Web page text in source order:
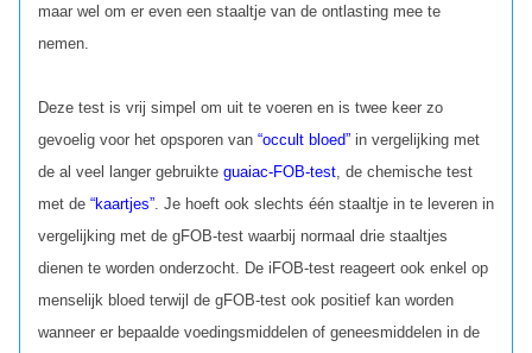
maar wel om er even een staaltje van de ontlasting mee te
nemen.
Deze test is vrij simpel om uit te voeren en is twee keer zo
gevoelig voor het opsporen van “occult bloed”in vergelijking met
de al veel langer gebruikte guaiac-FOB-test, de chemische test
met de “kaartjes”. Je hoeft ook slechts één staaltje in te leveren in
vergelijking met de gFOB-test waarbij normaal drie staaltjes
dienen te worden onderzocht. De iFOB-test reageert ook enkel op
menselijk bloed terwijl de gFOB-test ook positief kan worden
wanneer er bepaalde voedingsmiddelen of geneesmiddelen in de